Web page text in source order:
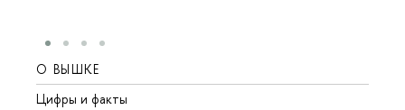
О ВЫШКЕ
Цифры и факты